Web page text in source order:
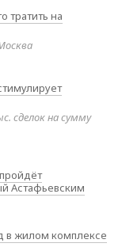
тратить на
сделок на сумму
Астафьевским
в жилом комплексе